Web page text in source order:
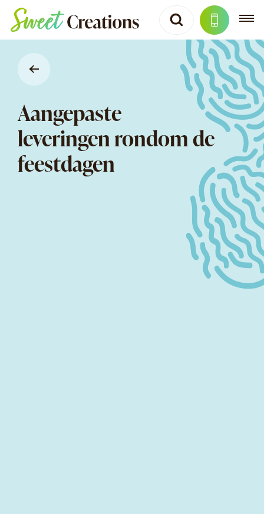
Aangepaste
leveringen rondom de
feestdagen